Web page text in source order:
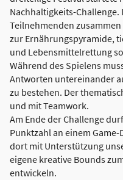
Nachhaltigkeits-Challenge.
Teilnehmenden
zur Ernährungspyramide,
und Lebensmittelrettung
Während des Spielens
Antworten untereinander
zu bestehen. Der
und mit Teamwork.
Am Ende der Challenge
Punktzahl an einem
dort mit Unterstützung
eigene kreative Bounds
entwickeln.